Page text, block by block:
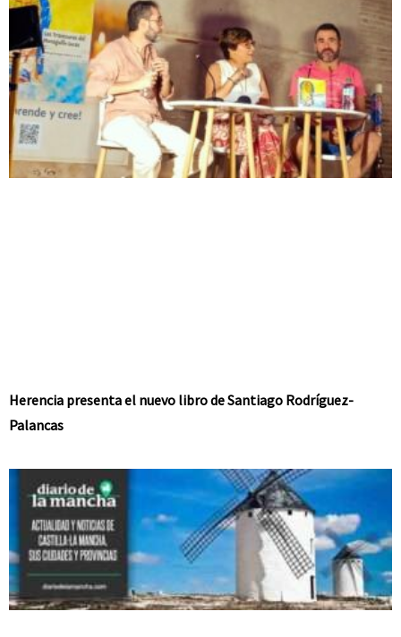
Herencia presenta el nuevo libro de Santiago Rodríguez-
Palancas